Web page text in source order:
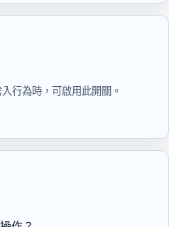
行為時，可啟用此開關。